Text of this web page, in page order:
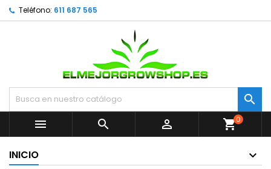
Teléfono: 611 687 565


  shopping_cart0
INICIO